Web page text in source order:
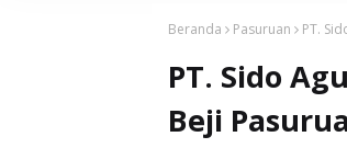
Beranda Pasuruan PT.
PT. Sido
Beji